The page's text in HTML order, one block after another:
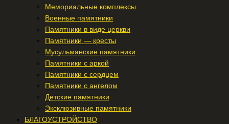
Мемориальные комплексы
Военные памятники
Памятники в виде церкви
Памятники — кресты
Мусульманские памятники
Памятники с аркой
Памятники с сердцем
Памятники с ангелом
Детские памятники
Эксклюзивные памятники
БЛАГОУСТРОЙСТВО